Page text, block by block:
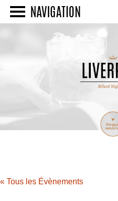
NAVIGATION
« Tous les Évènements